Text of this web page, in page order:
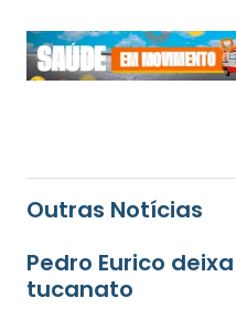
Outras Notícias
Pedro Eurico
tucanato